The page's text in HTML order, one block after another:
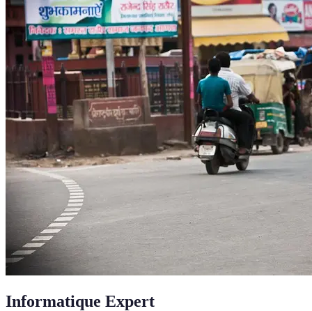
Informatique Expert